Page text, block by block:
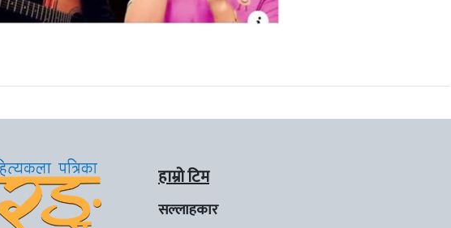
हाम्रो टिम
सल्लाहकार